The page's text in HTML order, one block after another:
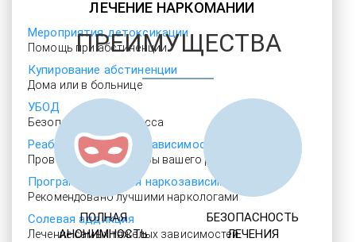
ЛЕЧЕНИЕ НАРКОМАНИИ
Мероприятия детоксикации
Помощь при абстиненции
Купирование абстиненции
Дома или в больнице
УБОД
Безопасно и без стресса
Реабилитация наркозависимости
Проверенные ребцентры вашего региона
Программы лечения наркозависимости
Рекомендовано лучшими наркологами
Солевая аддикция
Лечение самых тяжелых зависимостей
ПРЕИМУЩЕСТВА
ПОЛНАЯ
АНОНИМНОСТЬ
БЕЗОПАСНОСТЬ
ЛЕЧЕНИЯ